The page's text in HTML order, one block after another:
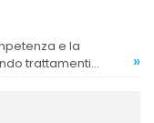
trattamenti
»